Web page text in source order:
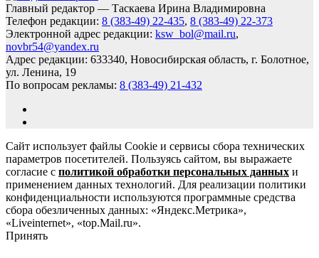
Главный редактор — Таскаева Ирина Владимировна
Телефон редакции: 8 (383-49) 22-435, 8 (383-49) 22-373
Электронной адрес редакции: ksw_bol@mail.ru,
novbr54@yandex.ru
Адрес редакции: 633340, Новосибирская область, г. Болотное,
ул. Ленина, 19
По вопросам рекламы: 8 (383-49) 21-432
Сайт использует файлы Cookie и сервисы сбора технических
параметров посетителей. Пользуясь сайтом, вы выражаете
согласие с политикой обработки персональных данных и
применением данных технологий. Для реализации политики
конфиденциальности используются программные средства
сбора обезличенных данных: «Яндекс.Метрика»,
«Liveinternet», «top.Mail.ru».
Принять